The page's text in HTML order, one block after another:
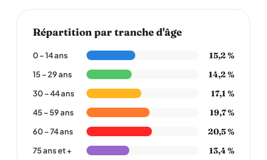
Répartition par tranche d'âge
0 – 14 ans 15,2 %
15 – 29 ans 14,2 %
30 – 44 ans 17,1 %
45 – 59 ans 19,7 %
60 – 74 ans 20,5 %
75 ans et + 13,4 %